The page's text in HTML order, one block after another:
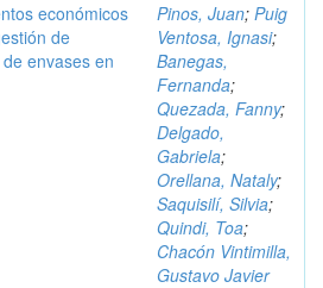
económicos
de
envases en
Pinos, Juan; Puig
Ventosa, Ignasi;
Banegas,
Fernanda;
Quezada, Fanny;
Delgado,
Gabriela;
Orellana, Nataly;
Saquisilí, Silvia;
Quindi, Toa;
Chacón Vintimilla,
Gustavo Javier